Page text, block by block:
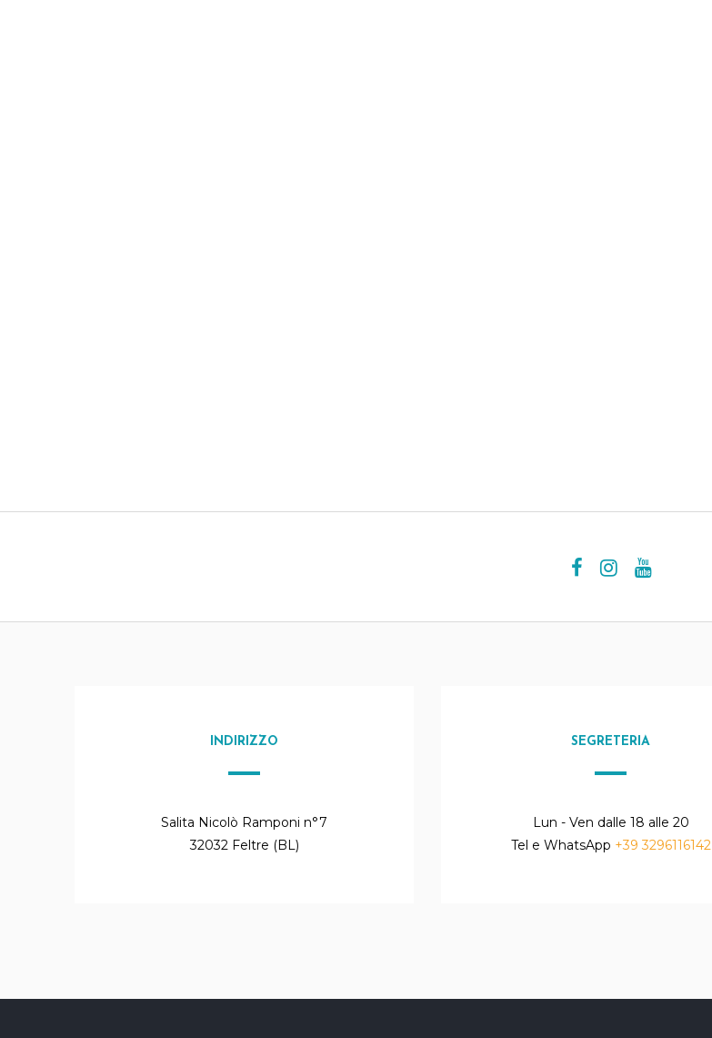
INDIRIZZO
Salita Nicolò Ramponi n°7
32032 Feltre (BL)
SEGRETERIA
Lun - Ven dalle 18 alle 20
Tel e WhatsApp +39 3296116142